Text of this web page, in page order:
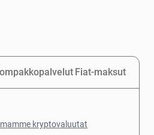
Fiat-maksut
kryptovaluutat